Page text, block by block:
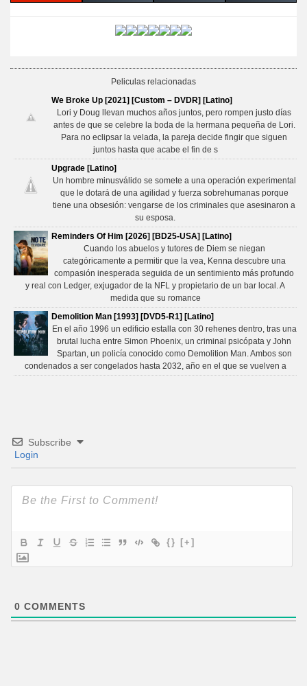
Peliculas relacionadas
We Broke Up [2021] [Custom – DVDR] [Latino]
Lori y Doug llevan muchos años juntos, pero rompen justo días
antes de que se celebre la boda de la hermana pequeña de Lori.
Para no eclipsar la velada, la pareja decide fingir que siguen
juntos hasta que acabe el fin de s
Upgrade [Latino]
Un hombre minusválido se somete a una operación experimental
que le dotará de una agilidad y fuerza sobrehumanas porque
tiene una obsesión: vengarse de los criminales que asesinaron a
su esposa.
Reminders Of Him [2026] [BD25-USA] [Latino]
Cuando los abuelos y tutores de Diem se niegan
categóricamente a permitir que la vea, Kenna descubre una
compasión inesperada seguida de un sentimiento más profundo
y real con Ledger, exjugador de la NFL y propietario de un bar local. A
medida que su romance
Demolition Man [1993] [DVD5-R1] [Latino]
En el año 1996 un edificio estalla con 30 rehenes dentro, tras una
brutal lucha entre Simon Phoenix, un criminal psicópata y John
Spartan, un policía conocido como Demolition Man. Ambos son
condenados a ser congelados hasta 2032, año en el que se vuelven a
Subscribe
Login
{} [+]
0 COMMENTS